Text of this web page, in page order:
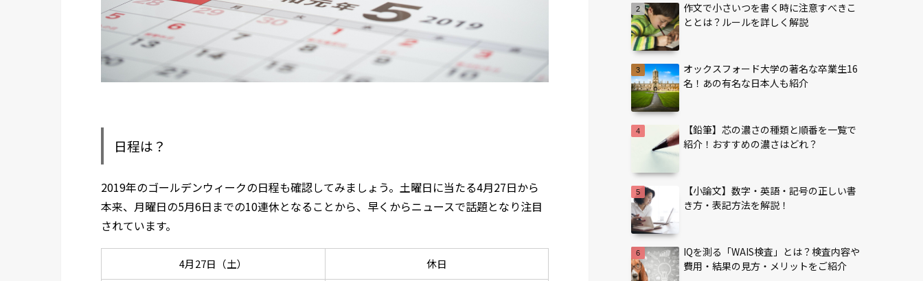
日程は？
2019年のゴールデンウィークの日程も確認してみましょう。土曜日に当たる4月27日から
本来、月曜日の5月6日までの10連休となることから、早くからニュースで話題となり注目
されています。
4月27日（土） 休日
作文で小さいつを書く時に注意すべきこ
ととは？ルールを詳しく解説
オックスフォード大学の著名な卒業生16
名！あの有名な日本人も紹介
【鉛筆】芯の濃さの種類と順番を一覧で
紹介！おすすめの濃さはどれ？
【小論文】数字・英語・記号の正しい書
き方・表記方法を解説！
IQを測る「WAIS検査」とは？検査内容や
費用・結果の見方・メリットをご紹介